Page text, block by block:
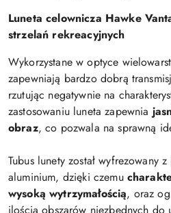
Luneta celownicza Hawke
strzelań rekreacyjnych
Wykorzystane w optyce
zapewniają bardzo dobrą
rzutując negatywnie na
zastosowaniu luneta zapewnia
obraz, co pozwala na sprawną
Tubus lunety został wyfrezowany
aluminium, dzięki czemu
wysoką wytrzymałością, oraz